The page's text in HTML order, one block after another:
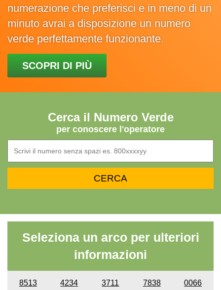
numerazione che preferisci e in meno di un
minuto avrai a disposizione un numero
verde perfettamente funzionante.
SCOPRI DI PIÙ
Cerca il Numero Verde
per conoscere l'operatore
Seleziona un arco per ulteriori
informazioni
8513 4234 3711 7838 0066